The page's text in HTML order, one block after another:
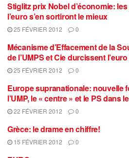
Stiglitz prix Nobel d’économie:
l’euro s’en sortiront le mieux
25 FÉVRIER 2012 0
Mécanisme d’Effacement de la
de l’UMPS et Cie durcissent
25 FÉVRIER 2012 0
Europe supranationale: nouvelle
l’UMP, le « centre » et le PS dans
22 FÉVRIER 2012 0
Grèce: le drame en chiffre!
15 FÉVRIER 2012 0